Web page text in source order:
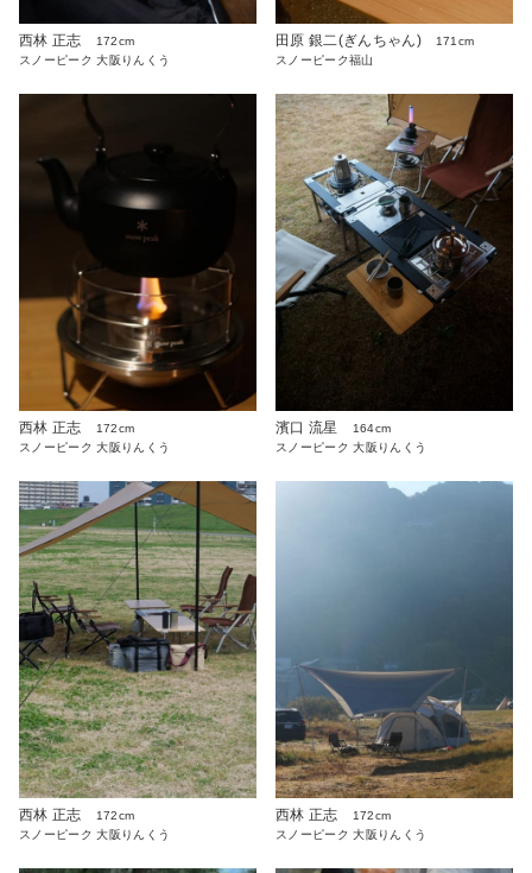
西林 正志
172cm
スノーピーク 大阪りんくう
田原 銀二(ぎんちゃん)
171cm
スノーピーク福山
西林 正志
172cm
スノーピーク 大阪りんくう
濱口 流星
164cm
スノーピーク 大阪りんくう
西林 正志
172cm
スノーピーク 大阪りんくう
西林 正志
172cm
スノーピーク 大阪りんくう